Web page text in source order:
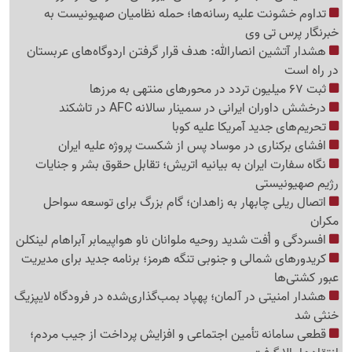
تداوم خشونت علیه رسانه‌ها؛ حمله نظامیان صهیونیست به
خبرنگار پرس تی وی
هشدار آتشین انصارالله: هدف قرار گرفتن اردوگاه‌های عربستان
در راه است
ثبت 67 میلیون تردد در محورهای منتهی به مرزها
درخشش داوران ایرانی در سمینار سالانه AFC در تاشکند
تحریم‌های جدید آمریکا علیه کوبا
افشای برکناری در موساد پس از شکست پروژه علیه ایران
نگاه سفارت ایران به بیانیه اتریش؛ تقابل حقوق بشر و جنایات
رژیم صهیونیستی
اتصال ریلی چابهار به زاهدان؛ گام بزرگ برای توسعه سواحل
مکران
افسردگی و اُفت شدید روحیه ملوانان ناو هواپیمابر آبراهام لینکلن
کریدورهای شمالی و جنوبی تنگه هرمز؛ برنامه جدید برای مدیریت
عبور کشتی‌ها
هشدار امنیتی در آلمان؛ پهپاد بمب‌گذاری‌شده در فرودگاه لایپزیگ
خنثی شد
قطعی سامانه تأمین اجتماعی و افزایش پرداخت از جیب مردم؛